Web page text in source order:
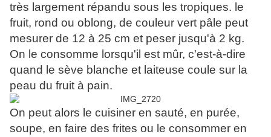
très largement répandu sous les tropiques. le
fruit, rond ou oblong, de couleur vert pâle peut
mesurer de 12 à 25 cm et peser jusqu'à 2 kg.
On le consomme lorsqu'il est mûr, c'est-à-dire
quand le sève blanche et laiteuse coule sur la
peau du fruit à pain.
On peut alors le cuisiner en sauté, en purée,
soupe, en faire des frites ou le consommer en